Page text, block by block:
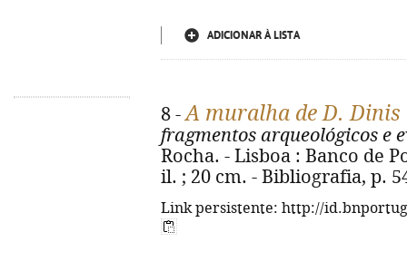
ADICIONAR À LISTA
8 -A muralha de D. Dinis
fragmentos arqueológicos e
Rocha. - Lisboa : Banco de
il. ; 20 cm. - Bibliografia, p.
Link persistente: http://